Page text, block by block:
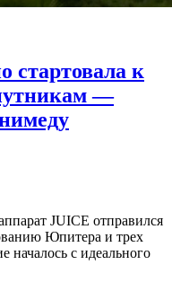
стартовала к
—
JUICE отправился
Юпитера и трех
началось с идеального